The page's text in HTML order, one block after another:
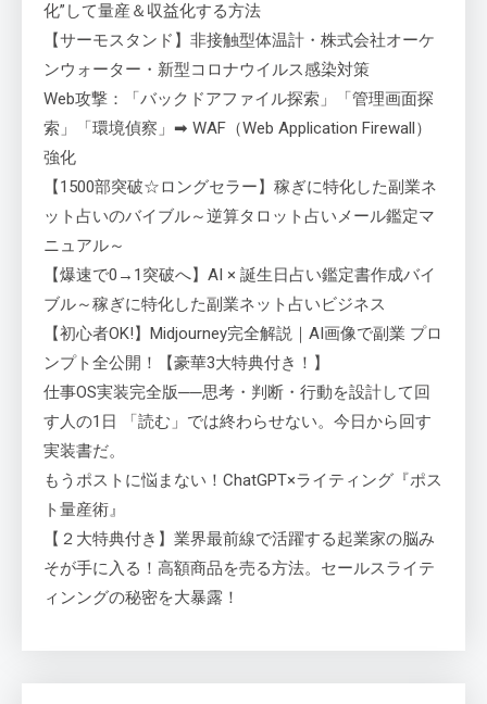
化”して量産＆収益化する方法
【サーモスタンド】非接触型体温計・株式会社オーケ
ンウォーター・新型コロナウイルス感染対策
Web攻撃：「バックドアファイル探索」「管理画面探
索」「環境偵察」➡ WAF（Web Application Firewall）
強化
【1500部突破☆ロングセラー】稼ぎに特化した副業ネ
ット占いのバイブル～逆算タロット占いメール鑑定マ
ニュアル～
【爆速で0→1突破へ】AI × 誕生日占い鑑定書作成バイ
ブル～稼ぎに特化した副業ネット占いビジネス
【初心者OK!】Midjourney完全解説｜AI画像で副業 プロ
ンプト全公開！【豪華3大特典付き！】
仕事OS実装完全版──思考・判断・行動を設計して回
す人の1日 「読む」では終わらせない。今日から回す
実装書だ。
もうポストに悩まない！ChatGPT×ライティング『ポス
ト量産術』
【２大特典付き】業界最前線で活躍する起業家の脳み
そが手に入る！高額商品を売る方法。セールスライテ
ィンングの秘密を大暴露！